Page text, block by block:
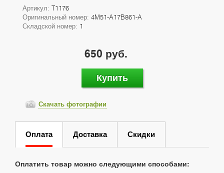
Артикул: T1176
Оригинальный номер: 4M51-A17B861-A
Складской номер: 1
650 руб.
Купить
Скачать фотографии
Оплата Доставка Скидки
Оплатить товар можно следующими способами: